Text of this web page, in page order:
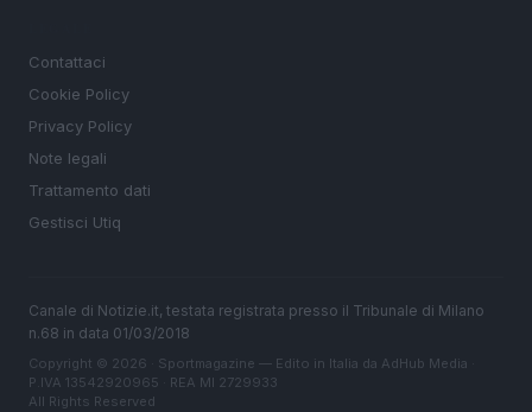
Contattaci
Cookie Policy
Privacy Policy
Note legali
Trattamento dati
Gestisci Utiq
Canale di Notizie.it, testata registrata presso il Tribunale di Milano
n.68 in data 01/03/2018
Copyright © 2026 · Sportmagazine — Edito in Italia da AdHub Media
P.IVA 13542920965 · REA MI 2729933
All Rights Reserved